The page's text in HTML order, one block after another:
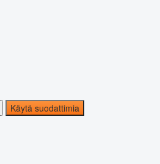
Käytä suodattimia